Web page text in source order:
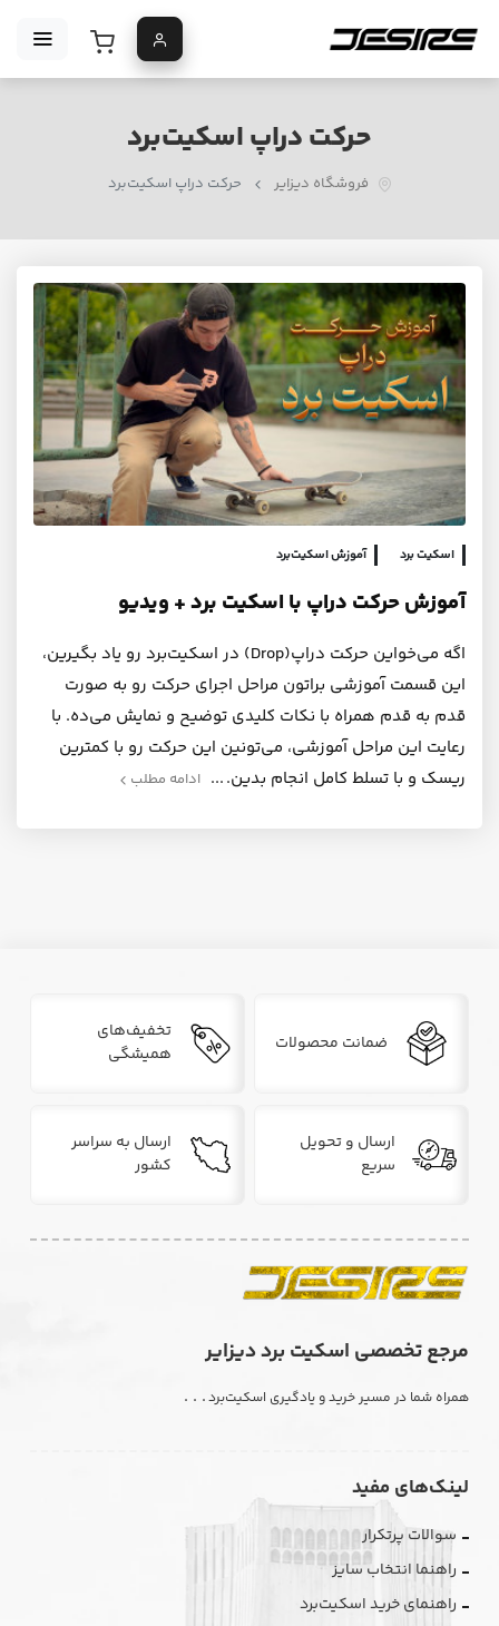
حرکت دراپ اسکیت‌برد
فروشگاه دیزایر حرکت دراپ اسکیت‌برد
اسکیت برد آموزش اسکیت‌برد
آموزش حرکت دراپ با اسکیت برد + ویدیو
اگه می‌خواین حرکت دراپ(Drop) در اسکیت‌برد رو یاد بگیرین،
این قسمت آموزشی براتون مراحل اجرای حرکت رو به صورت
قدم به قدم همراه با نکات کلیدی توضیح و نمایش می‌ده. با
رعایت این مراحل آموزشی، می‌تونین این حرکت رو با کمترین
ریسک و با تسلط کامل انجام بدین.
ادامه مطلب
ضمانت محصولات
تخفیف‌های
همیشگی
ارسال و تحویل
سریع
ارسال به سراسر
کشور
مرجع تخصصی اسکیت برد دیزایر
همراه شما در مسیر خرید و یادگیری اسکیت‌برد. . .
لینک‌های مفید
سوالات پرتکرار
راهنما انتخاب سایز
راهنمای خرید اسکیت‌برد